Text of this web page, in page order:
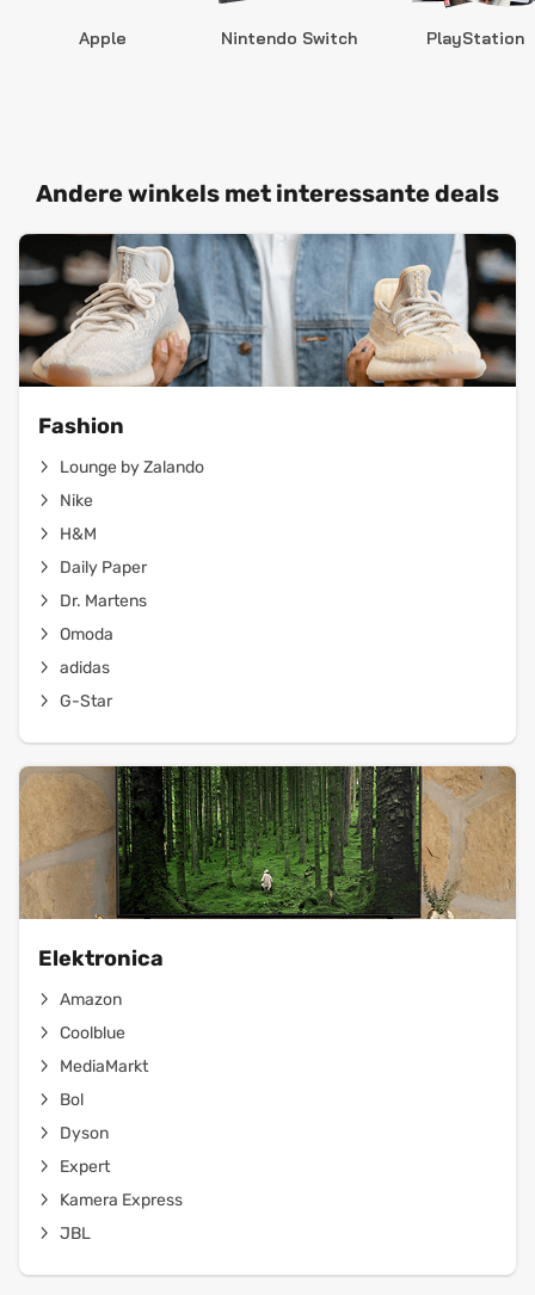
Apple Nintendo Switch PlayStation
Andere winkels met interessante deals
Fashion
Lounge by Zalando
Nike
H&M
Daily Paper
Dr. Martens
Omoda
adidas
G-Star
Elektronica
Amazon
Coolblue
MediaMarkt
Bol
Dyson
Expert
Kamera Express
JBL